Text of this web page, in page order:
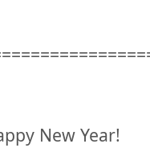
New Year!